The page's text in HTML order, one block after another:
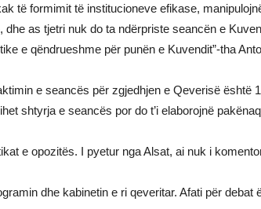
të formimit të institucioneve efikase,
as tjetri nuk do ta ndërpriste seancën e
e qëndrueshme për punën e Kuvendit”-tha
e seancës për zgjedhjen e Qeverisë është
shtyrja e seancës por do t’i elaborojnë
e opozitës. I pyetur nga Alsat, ai nuk i
dhe kabinetin e ri qeveritar. Afati për debat